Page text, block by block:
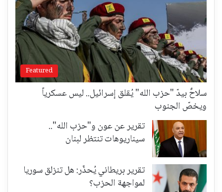
Featured
سلاحٌ بيدّ "حزب الله" يُقلق إسرائيل.. ليس عسكرياً
ويخصّ الجنوب
تقرير عن عون و"حزب الله"..
سيناريوهات تنتظر لبنان
تقرير بريطاني يُحذّر: هل تنزلق سوريا
لمواجهة الحزب؟